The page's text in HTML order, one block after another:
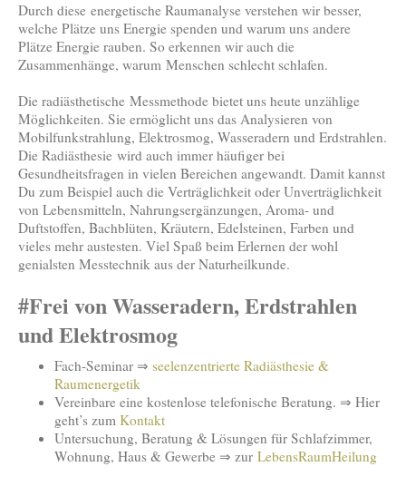
Durch diese energetische Raumanalyse verstehen wir besser,
welche Plätze uns Energie spenden und warum uns andere
Plätze Energie rauben. So erkennen wir auch die
Zusammenhänge, warum Menschen schlecht schlafen.
Die radiästhetische Messmethode bietet uns heute unzählige
Möglichkeiten. Sie ermöglicht uns das Analysieren von
Mobilfunkstrahlung, Elektrosmog, Wasseradern und Erdstrahlen.
Die Radiästhesie wird auch immer häufiger bei
Gesundheitsfragen in vielen Bereichen angewandt. Damit kannst
Du zum Beispiel auch die Verträglichkeit oder Unverträglichkeit
von Lebensmitteln, Nahrungsergänzungen, Aroma- und
Duftstoffen, Bachblüten, Kräutern, Edelsteinen, Farben und
vieles mehr austesten. Viel Spaß beim Erlernen der wohl
genialsten Messtechnik aus der Naturheilkunde.
#Frei von Wasseradern, Erdstrahlen
und Elektrosmog
Fach-Seminar ⇒ seelenzentrierte Radiästhesie &
Raumenergetik
Vereinbare eine kostenlose telefonische Beratung. ⇒ Hier
geht’s zum Kontakt
Untersuchung, Beratung & Lösungen für Schlafzimmer,
Wohnung, Haus & Gewerbe ⇒ zur LebensRaumHeilung